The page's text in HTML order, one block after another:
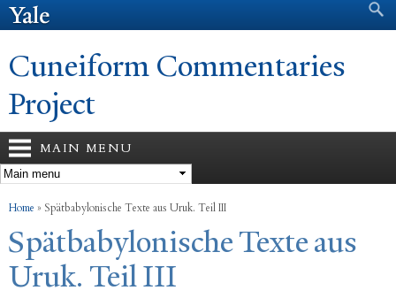
Search form
Cuneiform Commentaries
Project
MAIN MENU
You are here
Home » Spätbabylonische Texte aus Uruk. Teil III
Spätbabylonische Texte aus
Uruk. Teil III